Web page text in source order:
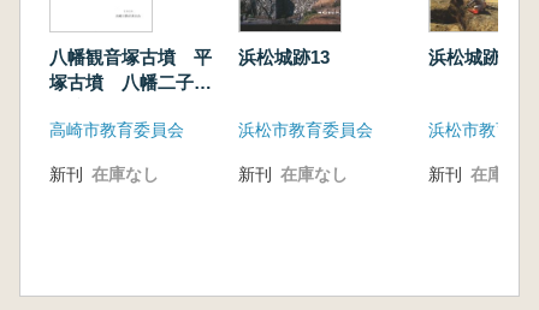
八幡観音塚古墳 平
塚古墳 八幡二子塚
古墳2
高崎市教育委員会
新刊 在庫なし
浜松城跡13
浜松市教育委員会
新刊 在庫なし
浜松城跡15
浜松市教育委
新刊 在庫なし